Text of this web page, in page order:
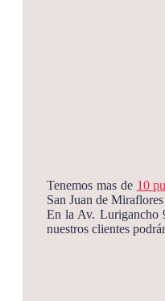
Tenemos mas de 10
San Juan de
En la Av. Lurigancho
nuestros clientes